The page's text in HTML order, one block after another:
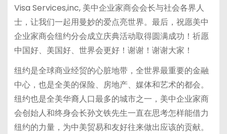
Visa Services,inc, 美中企业家商会会长与社会各界人
士，让我们一起用曼妙的爱点亮世界。最后，祝愿美中
企业家商会纽约分会成立庆典活动取得圆满成功！祈愿
中国好、美国好、世界会更好！谢谢！谢谢大家！
纽约是全球商业经贸的心脏地带，全世界最重要的金融
中心，也是全美的保险、房地产、媒体和艺术的都会。
纽约也是全美华裔人口最多的城市之一，美中企业家商
会创始人和终身会长孙文铁先生一直在思考怎样能借力
纽约的力量，为中美贸易和友好往来做出应该的贡献。